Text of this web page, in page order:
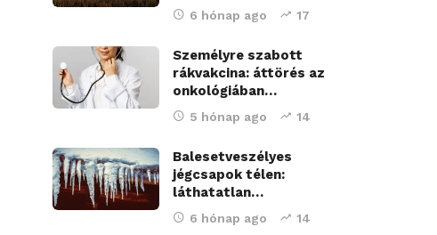
6 hónap ago 17
Személyre szabott
rákvakcina: áttörés az
onkológiában…
5 hónap ago 14
Balesetveszélyes
jégcsapok télen:
láthatatlan…
6 hónap ago 14